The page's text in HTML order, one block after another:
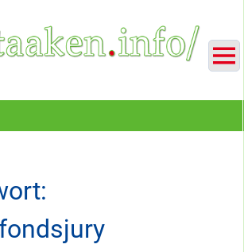
Heerstraße Nord